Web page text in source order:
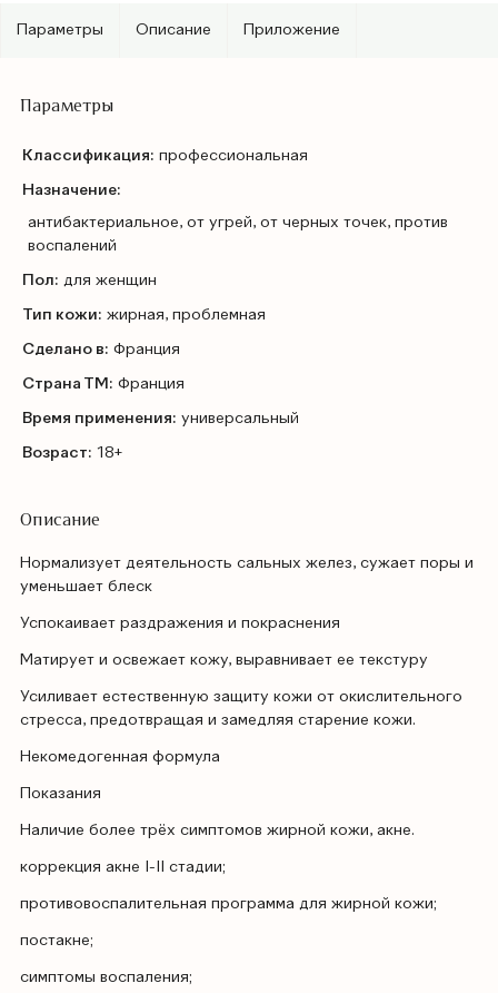
Параметры Описание Приложение
Параметры
Классификация: профессиональная
Назначение:
антибактериальное, от угрей, от черных точек, против
воспалений
Пол: для женщин
Тип кожи: жирная, проблемная
Сделано в: Франция
Страна ТМ: Франция
Время применения: универсальный
Возраст: 18+
Описание
Нормализует деятельность сальных желез, сужает поры и
уменьшает блеск
Успокаивает раздражения и покраснения
Матирует и освежает кожу, выравнивает ее текстуру
Усиливает естественную защиту кожи от окислительного
стресса, предотвращая и замедляя старение кожи.
Некомедогенная формула
Показания
Наличие более трёх симптомов жирной кожи, акне.
коррекция акне I-II стадии;
противовоспалительная программа для жирной кожи;
постакне;
симптомы воспаления;